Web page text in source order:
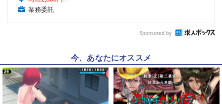
業務委託
Sponsored by
今、あなたにオススメ